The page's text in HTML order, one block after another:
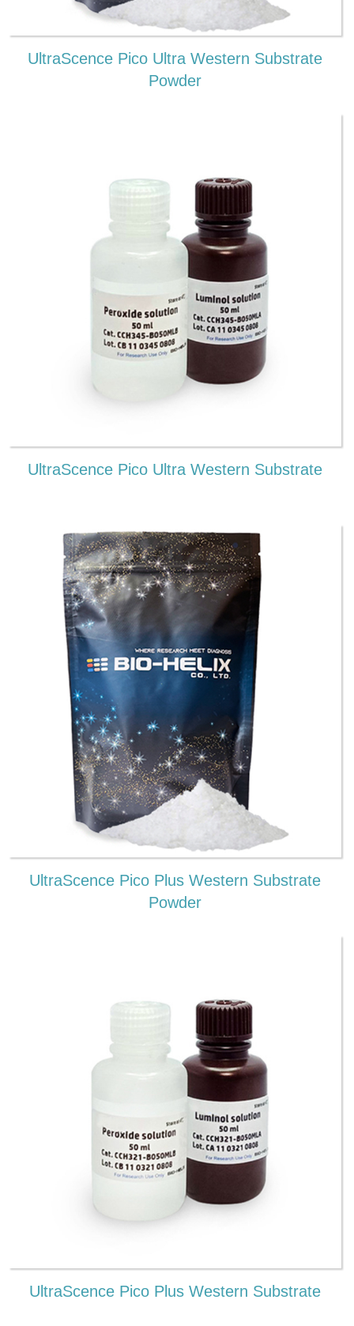
UltraScence Pico Ultra Western Substrate
Powder
UltraScence Pico Ultra Western Substrate
UltraScence Pico Plus Western Substrate
Powder
UltraScence Pico Plus Western Substrate